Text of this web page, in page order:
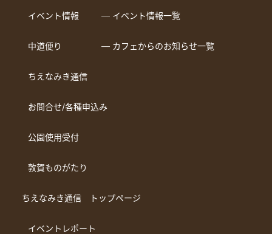
イベント情報 ― イベント情報一覧
中道便り ― カフェからのお知らせ一覧
ちえなみき通信
お問合せ/各種申込み
公園使用受付
敦賀ものがたり
ちえなみき通信 トップページ
イベントレポート